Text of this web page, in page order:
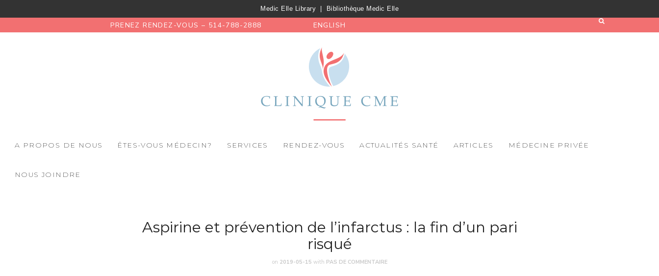
Medic Elle Library Bibliothèque Medic Elle
PRENEZ RENDEZ-VOUS – 514-788-2888 ENGLISH
A PROPOS DE NOUS ÊTES-VOUS MÉDECIN? SERVICES RENDEZ-VOUS ACTUALITÉS SANTÉ ARTICLES MÉDECINE PRIVÉE
NOUS JOINDRE
Aspirine et prévention de l’infarctus : la fin d’un pari
risqué
on 2019-05-15 with PAS DE COMMENTAIRE